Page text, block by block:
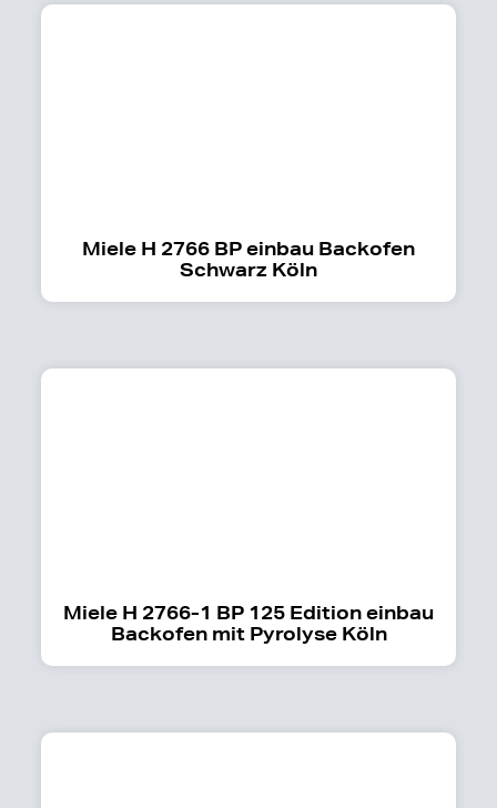
Miele H 2766 BP einbau Backofen
Schwarz Köln
Miele H 2766-1 BP 125 Edition einbau
Backofen mit Pyrolyse Köln